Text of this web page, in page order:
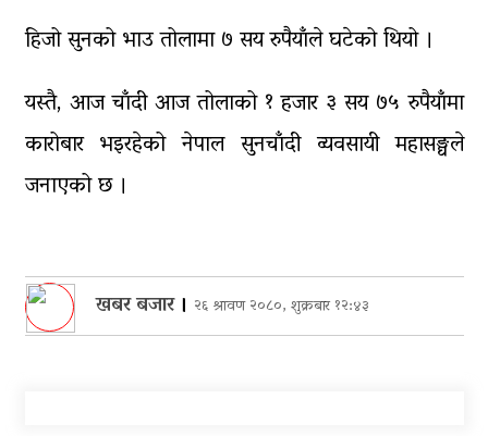
हिजो सुनको भाउ तोलामा ७ सय रुपैयाँले घटेको थियो ।
यस्तै, आज चाँदी आज तोलाको १ हजार ३ सय ७५ रुपैयाँमा
कारोबार भइरहेको नेपाल सुनचाँदी व्यवसायी महासङ्घले
जनाएको छ ।
खबर बजार। २६ श्रावण २०८०, शुक्रबार १२:४३